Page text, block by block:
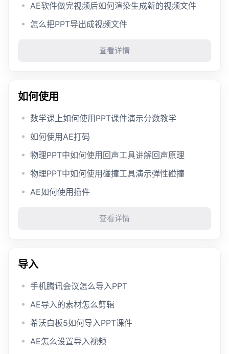
AE软件做完视频后如何渲染生成新的视频文件
怎么把PPT导出成视频文件
查看详情
如何使用
数学课上如何使用PPT课件演示分数教学
如何使用AE打码
物理PPT中如何使用回声工具讲解回声原理
物理PPT中如何使用碰撞工具演示弹性碰撞
AE如何使用插件
查看详情
导入
手机腾讯会议怎么导入PPT
AE导入的素材怎么剪辑
希沃白板5如何导入PPT课件
AE怎么设置导入视频